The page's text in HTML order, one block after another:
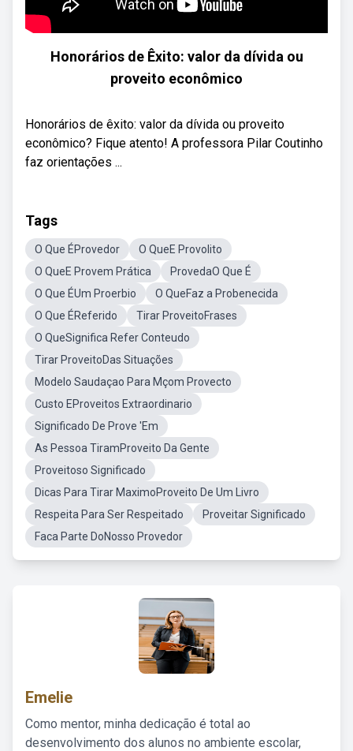
Honorários de Êxito: valor da dívida ou
proveito econômico
Honorários de êxito: valor da dívida ou proveito
econômico? Fique atento! A professora Pilar Coutinho
faz orientações ...
Tags
O Que ÉProvedor
O QueE Provolito
O QueE Provem Prática
ProvedaO Que É
O Que ÉUm Proerbio
O QueFaz a Probenecida
O Que ÉReferido
Tirar ProveitoFrases
O QueSignifica Refer Conteudo
Tirar ProveitoDas Situações
Modelo Saudaçao Para Mçom Provecto
Custo EProveitos Extraordinario
Significado De Prove 'Em
As Pessoa TiramProveito Da Gente
Proveitoso Significado
Dicas Para Tirar MaximoProveito De Um Livro
Respeita Para Ser Respeitado
Proveitar Significado
Faca Parte DoNosso Provedor
Emelie
Como mentor, minha dedicação é total ao
desenvolvimento dos alunos no ambiente escolar,